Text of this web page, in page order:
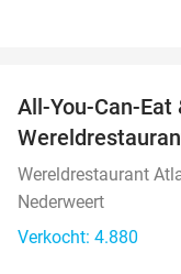
All-You-Can-Eat
Wereldrestaurant
Nederweert
Verkocht: 4.880